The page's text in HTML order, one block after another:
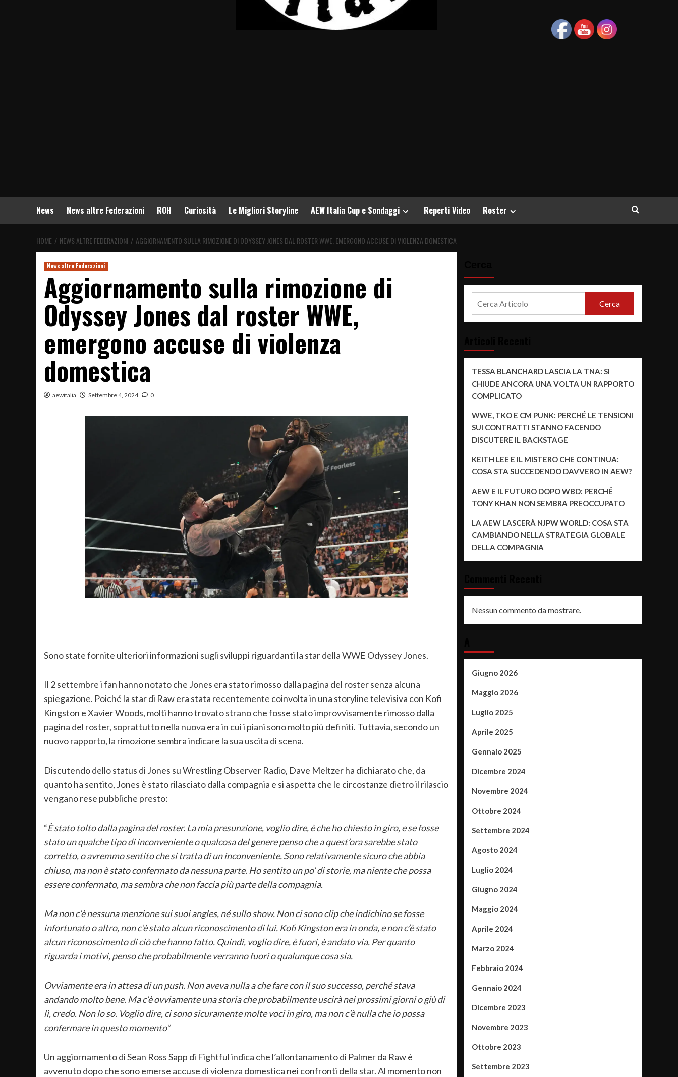
News News altre Federazioni ROH Curiosità Le Migliori Storyline AEW Italia Cup e Sondaggi Reperti Video Roster
HOME NEWS ALTRE FEDERAZIONI AGGIORNAMENTO SULLA RIMOZIONE DI ODYSSEY JONES DAL ROSTER WWE, EMERGONO ACCUSE DI VIOLENZA DOMESTICA
News altre Federazioni
Aggiornamento sulla rimozione di
Odyssey Jones dal roster WWE,
emergono accuse di violenza
domestica
aewitalia Settembre 4, 2024 0
Sono state fornite ulteriori informazioni sugli sviluppi riguardanti la star della WWE Odyssey Jones.
Il 2 settembre i fan hanno notato che Jones era stato rimosso dalla pagina del roster senza alcuna
spiegazione. Poiché la star di Raw era stata recentemente coinvolta in una storyline televisiva con Kofi
Kingston e Xavier Woods, molti hanno trovato strano che fosse stato improvvisamente rimosso dalla
pagina del roster, soprattutto nella nuova era in cui i piani sono molto più definiti. Tuttavia, secondo un
nuovo rapporto, la rimozione sembra indicare la sua uscita di scena.
Discutendo dello status di Jones su Wrestling Observer Radio, Dave Meltzer ha dichiarato che, da
quanto ha sentito, Jones è stato rilasciato dalla compagnia e si aspetta che le circostanze dietro il rilascio
vengano rese pubbliche presto:
“È stato tolto dalla pagina del roster. La mia presunzione, voglio dire, è che ho chiesto in giro, e se fosse
stato un qualche tipo di inconveniente o qualcosa del genere penso che a quest’ora sarebbe stato
corretto, o avremmo sentito che si tratta di un inconveniente. Sono relativamente sicuro che abbia
chiuso, ma non è stato confermato da nessuna parte. Ho sentito un po’ di storie, ma niente che possa
essere confermato, ma sembra che non faccia più parte della compagnia.
Ma non c’è nessuna menzione sui suoi angles, né sullo show. Non ci sono clip che indichino se fosse
infortunato o altro, non c’è stato alcun riconoscimento di lui. Kofi Kingston era in onda, e non c’è stato
alcun riconoscimento di ciò che hanno fatto. Quindi, voglio dire, è fuori, è andato via. Per quanto
riguarda i motivi, penso che probabilmente verranno fuori o qualunque cosa sia.
Ovviamente era in attesa di un push. Non aveva nulla a che fare con il suo successo, perché stava
andando molto bene. Ma c’è ovviamente una storia che probabilmente uscirà nei prossimi giorni o giù di
lì, credo. Non lo so. Voglio dire, ci sono sicuramente molte voci in giro, ma non c’è nulla che io possa
confermare in questo momento”
Un aggiornamento di Sean Ross Sapp di Fightful indica che l’allontanamento di Palmer da Raw è
avvenuto dopo che sono emerse accuse di violenza domestica nei confronti della star. Al momento non
Cerca
TESSA BLANCHARD LASCIA LA TNA: SI
CHIUDE ANCORA UNA VOLTA UN RAPPORTO
COMPLICATO
WWE, TKO E CM PUNK: PERCHÉ LE TENSIONI
SUI CONTRATTI STANNO FACENDO
DISCUTERE IL BACKSTAGE
KEITH LEE E IL MISTERO CHE CONTINUA:
COSA STA SUCCEDENDO DAVVERO IN AEW?
AEW E IL FUTURO DOPO WBD: PERCHÉ
TONY KHAN NON SEMBRA PREOCCUPATO
LA AEW LASCERÀ NJPW WORLD: COSA STA
CAMBIANDO NELLA STRATEGIA GLOBALE
DELLA COMPAGNIA
Nessun commento da mostrare.
Giugno 2026
Maggio 2026
Luglio 2025
Aprile 2025
Gennaio 2025
Dicembre 2024
Novembre 2024
Ottobre 2024
Settembre 2024
Agosto 2024
Luglio 2024
Giugno 2024
Maggio 2024
Aprile 2024
Marzo 2024
Febbraio 2024
Gennaio 2024
Dicembre 2023
Novembre 2023
Ottobre 2023
Settembre 2023